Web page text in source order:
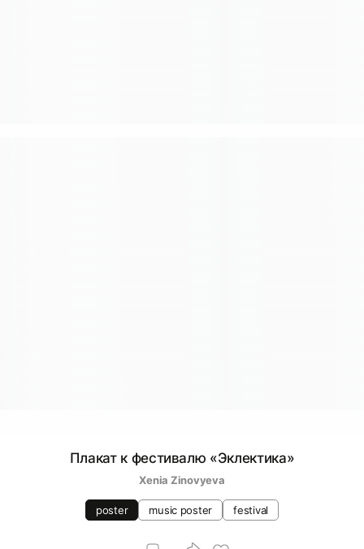
Плакат к фестивалю «Эклектика»
Xenia Zinovyeva
poster music poster festival